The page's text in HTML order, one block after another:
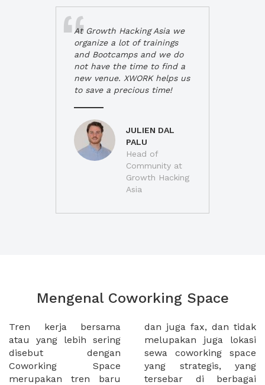
At Growth Hacking Asia we
organize a lot of trainings
and Bootcamps and we do
not have the time to find a
new venue. XWORK helps us
to save a precious time!
JULIEN DAL
PALU
Head of
Community at
Growth Hacking
Asia
Mengenal Coworking Space
Tren kerja bersama
atau yang lebih sering
disebut dengan
Coworking Space
merupakan tren baru
dan juga fax, dan tidak
melupakan juga lokasi
sewa coworking space
yang strategis, yang
tersebar di berbagai